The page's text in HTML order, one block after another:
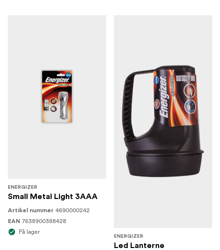
ENERGIZER
Small Metal Light 3AAA
Artikel nummer 4690000242
EAN 7638900388428
På lager
ENERGIZER
Led Lanterne